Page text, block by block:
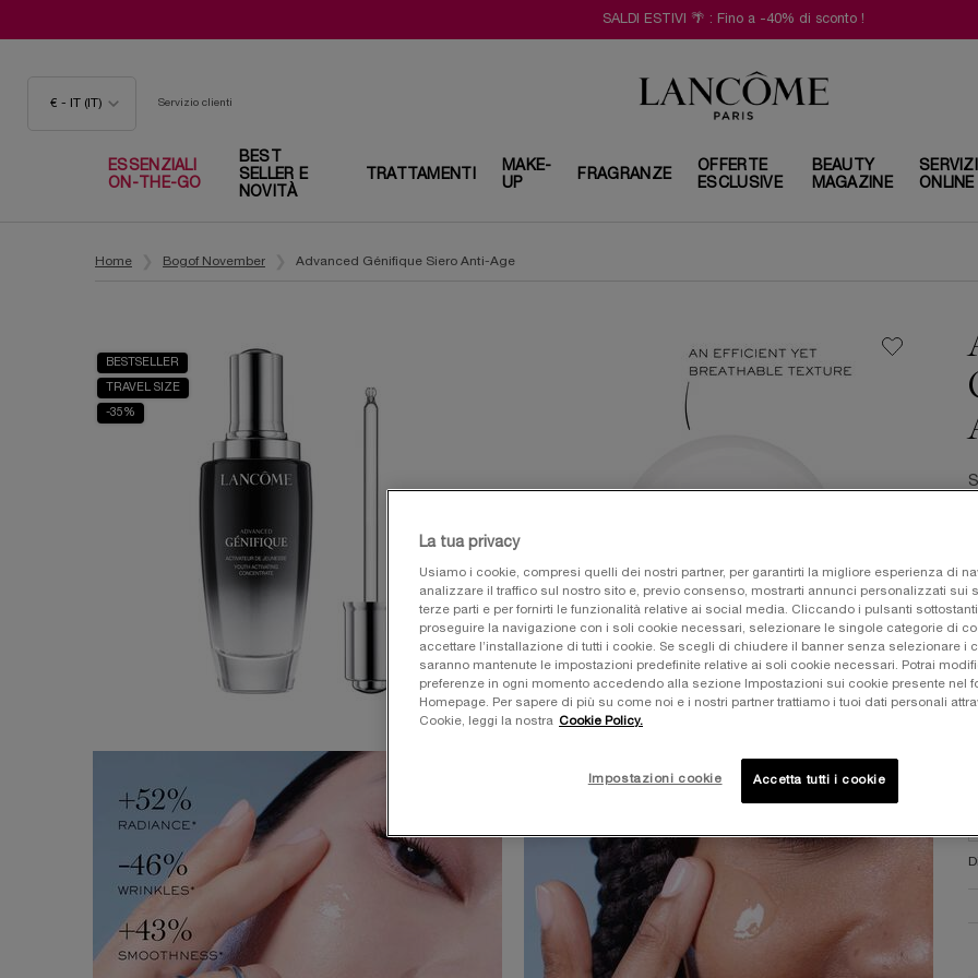
SALDI ESTIVI 🌴 : Fino a -40% di sconto !
€ - IT (IT) Servizio clienti
ESSENZIALI
ON-THE-GO
BEST
SELLER E
NOVITÀ
TRATTAMENTI
MAKE-
UP
FRAGRANZE
OFFERTE
ESCLUSIVE
BEAUTY
MAGAZINE
SERVIZI
ONLINE
Home Bogof November Advanced Génifique Siero Anti-Age
BESTSELLER
TRAVEL SIZE
-35%
La tua privacy
Usiamo i cookie, compresi quelli dei nostri partner, per garantirti la migliore esperienza di
analizzare il traffico sul nostro sito e, previo consenso, mostrarti annunci personalizzati sui
terze parti e per fornirti le funzionalità relative ai social media. Cliccando i pulsanti
proseguire la navigazione con i soli cookie necessari, selezionare le singole categorie di
accettare l’installazione di tutti i cookie. Se scegli di chiudere il banner senza selezionare i
saranno mantenute le impostazioni predefinite relative ai soli cookie necessari. Potrai
preferenze in ogni momento accedendo alla sezione Impostazioni sui cookie presente nel
Homepage. Per sapere di più su come noi e i nostri partner trattiamo i tuoi dati personali
Cookie, leggi la nostra Cookie Policy.
Impostazioni cookie Accetta tutti i cookie